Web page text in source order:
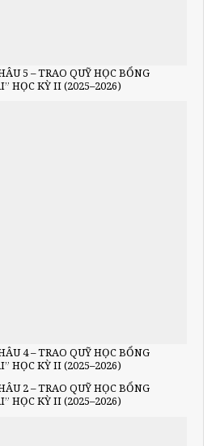
5 – TRAO QUỸ HỌC BỔNG
HỌC KỲ II (2025–2026)
4 – TRAO QUỸ HỌC BỔNG
HỌC KỲ II (2025–2026)
2 – TRAO QUỸ HỌC BỔNG
HỌC KỲ II (2025–2026)